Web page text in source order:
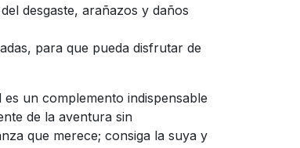
desgaste, arañazos y daños
para que pueda disfrutar de
un complemento indispensable
de la aventura sin
que merece; consiga la suya y